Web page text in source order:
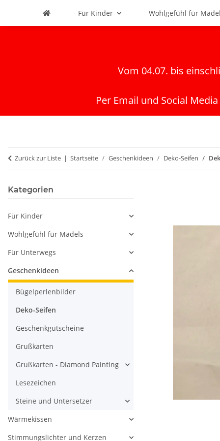
Für Kinder Wohlgefühl für
Vom 04.07. bis
Per Email und Social
Zurück zur Liste Startseite Geschenkideen Deko-Seifen
Kategorien
Für Kinder
Wohlgefühl für Mädels
Für Unterwegs
Geschenkideen
Bügelperlenbilder
Deko-Seifen
Geschenkgutscheine
Grußkarten
Grußkarten - Diamond Painting
Lesezeichen
Steine und Untersetzer
Wärmekissen
Stimmungslichter und Kerzen